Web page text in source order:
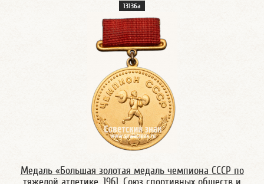
13136а
Медаль «Большая золотая медаль чемпиона СССР по